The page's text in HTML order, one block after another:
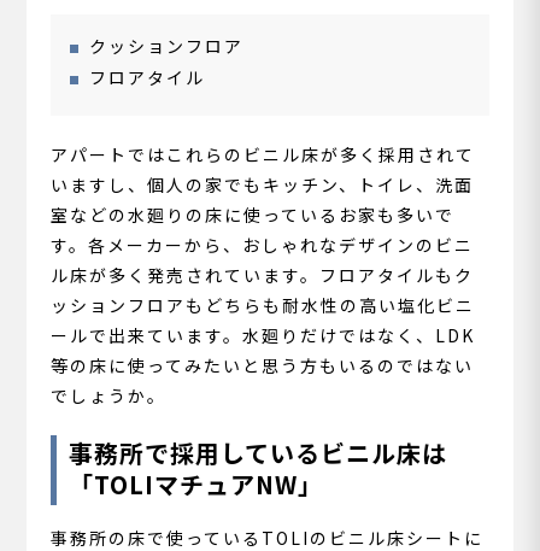
クッションフロア
フロアタイル
アパートではこれらのビニル床が多く採用されて
いますし、個人の家でもキッチン、トイレ、洗面
室などの水廻りの床に使っているお家も多いで
す。各メーカーから、おしゃれなデザインのビニ
ル床が多く発売されています。フロアタイルもク
ッションフロアもどちらも耐水性の高い塩化ビニ
ールで出来ています。水廻りだけではなく、LDK
等の床に使ってみたいと思う方もいるのではない
でしょうか。
事務所で採用しているビニル床は
「TOLIマチュアNW」
事務所の床で使っているTOLIのビニル床シートに